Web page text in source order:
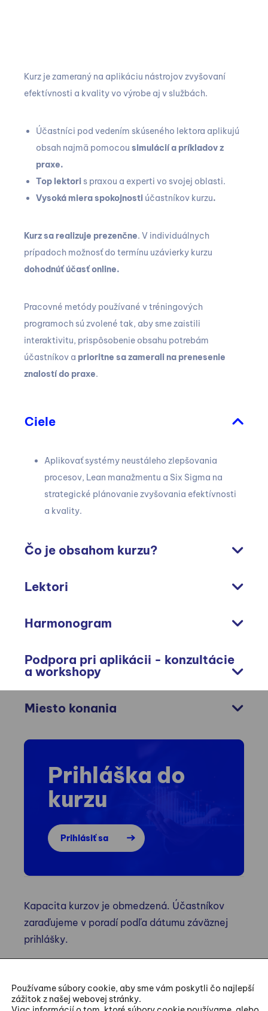
Kurz je zameraný na aplikáciu nástrojov zvyšovaní
efektívnosti a kvality vo výrobe aj v službách.
Účastníci pod vedením skúseného lektora aplikujú
obsah najmä pomocou simulácií a príkladov z
praxe.
Top lektori s praxou a experti vo svojej oblasti.
Vysoká miera spokojnosti účastníkov kurzu.
Kurz sa realizuje prezenčne. V individuálnych
prípadoch možnosť do termínu uzávierky kurzu
dohodnúť účasť online.
Pracovné metódy používané v tréningových
programoch sú zvolené tak, aby sme zaistili
interaktivitu, prispôsobenie obsahu potrebám
účastníkov a prioritne sa zamerali na prenesenie
znalostí do praxe.
Ciele
Aplikovať systémy neustáleho zlepšovania
procesov, Lean manažmentu a Six Sigma na
strategické plánovanie zvyšovania efektívnosti
a kvality.
Čo je obsahom kurzu?
Lektori
Harmonogram
Podpora pri aplikácii - konzultácie
a workshopy
Miesto konania
Prihláška do
kurzu
Prihlásiť sa
Kapacita kurzov je obmedzená. Účastníkov
zaraďujeme v poradí podľa dátumu záväznej
prihlášky.
Používame súbory cookie, aby sme vám poskytli čo najlepší
zážitok z našej webovej stránky.